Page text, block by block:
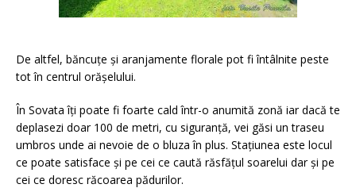
De altfel, băncuțe și aranjamente florale pot fi întâlnite peste
tot în centrul orășelului.
În Sovata îți poate fi foarte cald într-o anumită zonă iar dacă te
deplasezi doar 100 de metri, cu siguranță, vei găsi un traseu
umbros unde ai nevoie de o bluza în plus. Stațiunea este locul
ce poate satisface și pe cei ce caută răsfățul soarelui dar și pe
cei ce doresc răcoarea pădurilor.